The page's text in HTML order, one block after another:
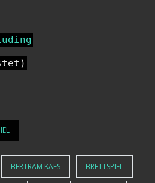
BERTRAM KAES BRETTSPIEL